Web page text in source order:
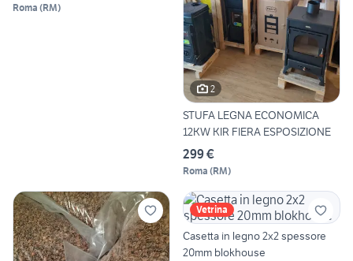
Roma (RM)
2
STUFA LEGNA ECONOMICA
12KW KIR FIERA ESPOSIZIONE
299 €
Roma (RM)
Vetrina
Casetta in legno 2x2 spessore
20mm blokhouse